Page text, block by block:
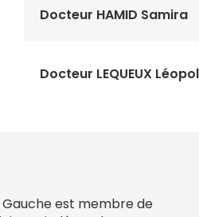
Docteur HAMID Samira
Docteur LEQUEUX
Gauche est membre de